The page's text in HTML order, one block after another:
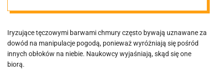
manipulacji
pogodą?
Iryzujące tęczowymi barwami chmury często bywają uznawane za
dowód na manipulacje pogodą, ponieważ wyróżniają się pośród
innych obłoków na niebie. Naukowcy wyjaśniają, skąd się one
biorą.